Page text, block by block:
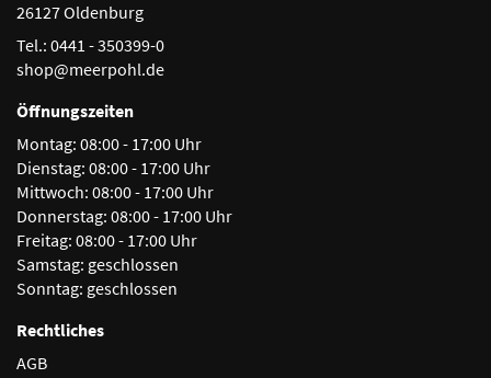
26127 Oldenburg
Tel.: 0441 - 350399-0
shop@meerpohl.de
Öffnungszeiten
Montag: 08:00 - 17:00 Uhr
Dienstag: 08:00 - 17:00 Uhr
Mittwoch: 08:00 - 17:00 Uhr
Donnerstag: 08:00 - 17:00 Uhr
Freitag: 08:00 - 17:00 Uhr
Samstag: geschlossen
Sonntag: geschlossen
Rechtliches
AGB